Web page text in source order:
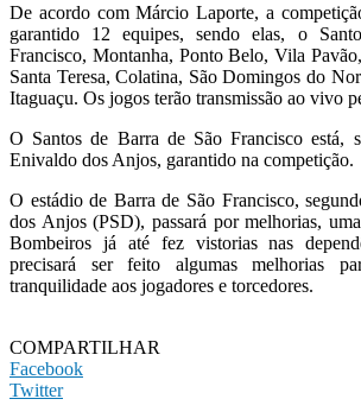
De acordo com Márcio Laporte, a
garantido 12 equipes, sendo elas, o
Francisco, Montanha, Ponto Belo, Vila
Santa Teresa, Colatina, São Domingos do
Itaguaçu. Os jogos terão transmissão ao vivo
O Santos de Barra de São Francisco está,
Enivaldo dos Anjos, garantido na competição.
O estádio de Barra de São Francisco,
dos Anjos (PSD), passará por melhorias,
Bombeiros já até fez vistorias nas
precisará ser feito algumas melhorias
tranquilidade aos jogadores e torcedores.
COMPARTILHAR
Facebook
Twitter